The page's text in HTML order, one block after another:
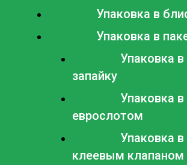
Упаковка в
Упаковка в
Упаковка
запайку
Упаковка
еврослотом
Упаковка
клеевым клапаном